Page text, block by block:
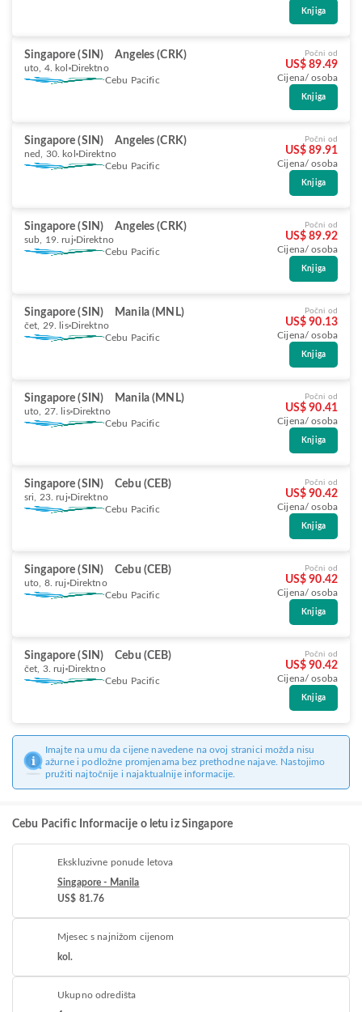
Knjiga
Singapore (SIN) Angeles (CRK)
uto, 4. kol Direktno
Cebu Pacific
Počni od
US$ 89.49
Cijena/ osoba
Knjiga
Singapore (SIN) Angeles (CRK)
ned, 30. kol Direktno
Cebu Pacific
Počni od
US$ 89.91
Cijena/ osoba
Knjiga
Singapore (SIN) Angeles (CRK)
sub, 19. ruj Direktno
Cebu Pacific
Počni od
US$ 89.92
Cijena/ osoba
Knjiga
Singapore (SIN) Manila (MNL)
čet, 29. lis Direktno
Cebu Pacific
Počni od
US$ 90.13
Cijena/ osoba
Knjiga
Singapore (SIN) Manila (MNL)
uto, 27. lis Direktno
Cebu Pacific
Počni od
US$ 90.41
Cijena/ osoba
Knjiga
Singapore (SIN) Cebu (CEB)
sri, 23. ruj Direktno
Cebu Pacific
Počni od
US$ 90.42
Cijena/ osoba
Knjiga
Singapore (SIN) Cebu (CEB)
uto, 8. ruj Direktno
Cebu Pacific
Počni od
US$ 90.42
Cijena/ osoba
Knjiga
Singapore (SIN) Cebu (CEB)
čet, 3. ruj Direktno
Cebu Pacific
Počni od
US$ 90.42
Cijena/ osoba
Knjiga
Imajte na umu da cijene navedene na ovoj stranici možda nisu
ažurne i podložne promjenama bez prethodne najave. Nastojimo
pružiti najtočnije i najaktualnije informacije.
Cebu Pacific Informacije o letu iz Singapore
Ekskluzivne ponude letova
Singapore - Manila
US$ 81.76
Mjesec s najnižom cijenom
kol.
Ukupno odredišta